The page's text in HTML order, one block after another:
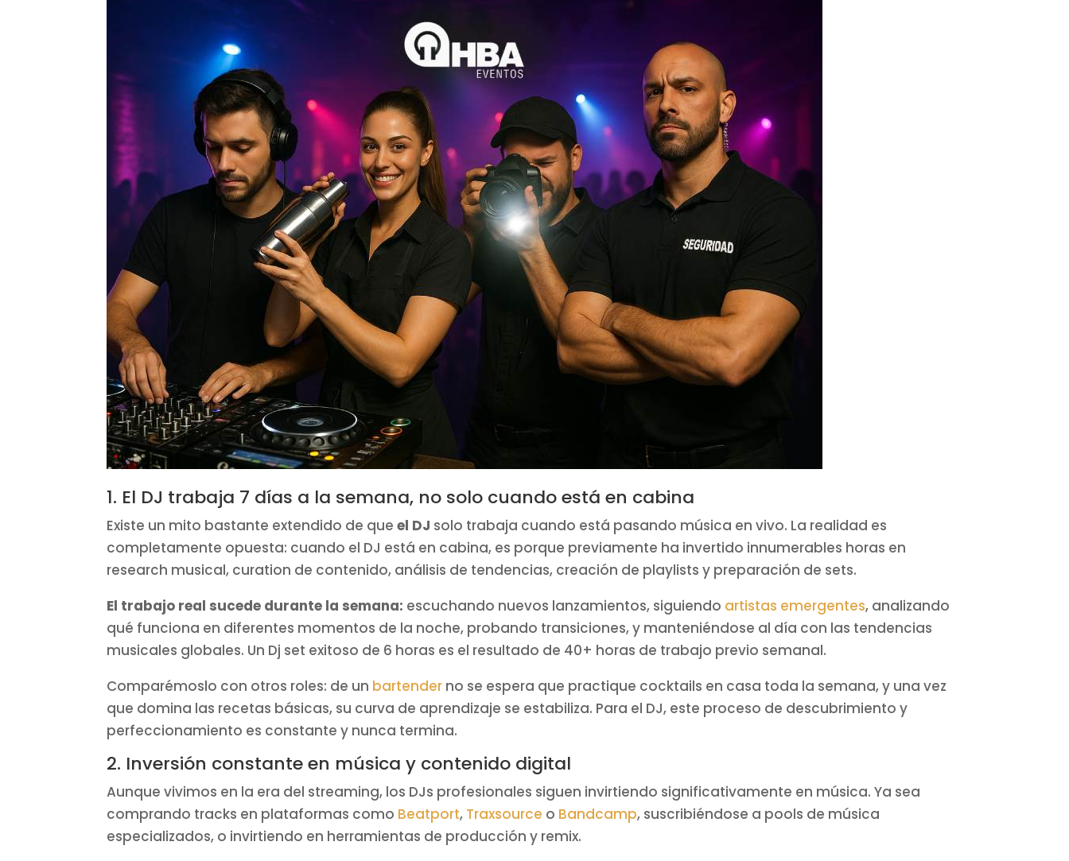
1. El DJ trabaja 7 días a la semana, no solo cuando está en cabina
Existe un mito bastante extendido de queel DJ solo trabaja cuando está pasando música en vivo. La realidad es
completamente opuesta: cuando el DJ está en cabina, es porque previamente ha invertido innumerables horas en
research musical, curation de contenido, análisis de tendencias, creación de playlists y preparación de sets.
El trabajo real sucede durante la semana: escuchando nuevos lanzamientos, siguiendo artistas emergentes, analizando
qué funciona en diferentes momentos de la noche, probando transiciones, y manteniéndose al día con las tendencias
musicales globales. Un Dj set exitoso de 6 horas es el resultado de 40+ horas de trabajo previo semanal.
Comparémoslo con otros roles: de un bartender no se espera que practique cocktails en casa toda la semana, y una vez
que domina las recetas básicas, su curva de aprendizaje se estabiliza. Para el DJ, este proceso de descubrimiento y
perfeccionamiento es constante y nunca termina.
2. Inversión constante en música y contenido digital
Aunque vivimos en la era del streaming, los DJs profesionales siguen invirtiendo significativamente en música. Ya sea
comprando tracks en plataformas como Beatport, Traxsource o Bandcamp, suscribiéndose a pools de música
especializados, o invirtiendo en herramientas de producción y remix.